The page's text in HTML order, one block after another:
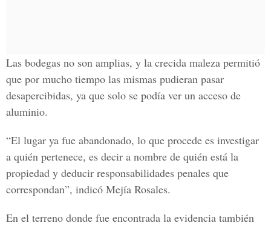
Las bodegas no son amplias, y la crecida maleza permitió
que por mucho tiempo las mismas pudieran pasar
desapercibidas, ya que solo se podía ver un acceso de
aluminio.
“El lugar ya fue abandonado, lo que procede es investigar
a quién pertenece, es decir a nombre de quién está la
propiedad y deducir responsabilidades penales que
correspondan”, indicó Mejía Rosales.
En el terreno donde fue encontrada la evidencia también